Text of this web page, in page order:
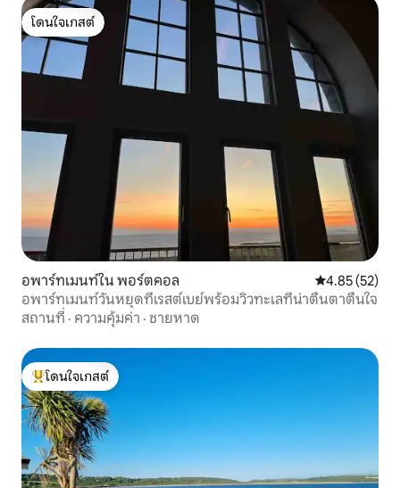
โดนใจเกสต์
โดนใจเกสต์
อพาร์ทเมนท์ใน พอร์ตคอล คะแนนเฉลี่ย
4.85 (52)
อพาร์ทเมนท์วันหยุดที่เรสต์เบย์พร้อมวิวทะเลที่น่าตื่นตาตื่นใจ
สถานที่ · ความคุ้มค่า · ชายหาด
โดนใจเกสต์ที่สุด
โดนใจเกสต์